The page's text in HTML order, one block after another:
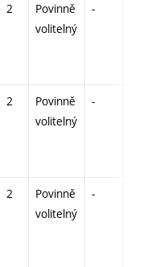
2
Povinně
volitelný
-
2
Povinně
volitelný
-
2
Povinně
volitelný
-